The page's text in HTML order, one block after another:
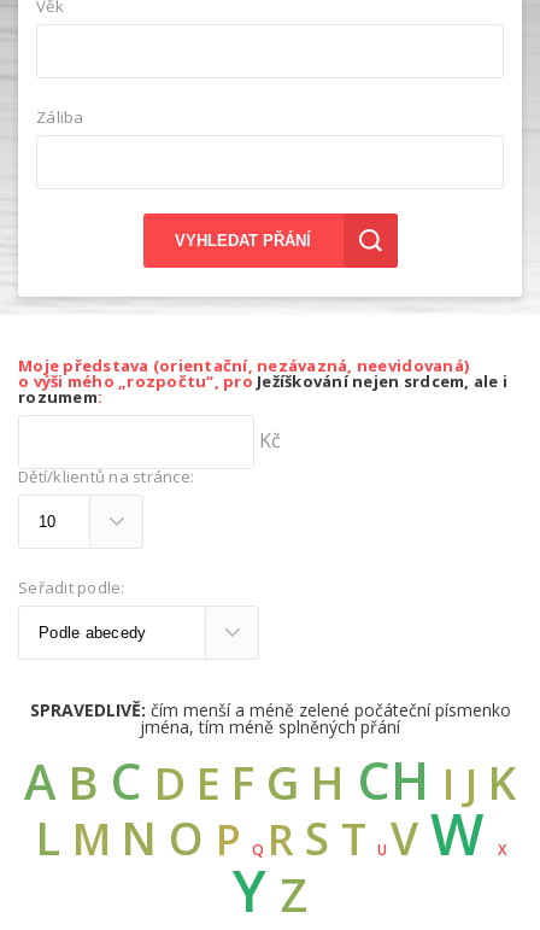
Věk
Záliba
VYHLEDAT PŘÁNÍ
Moje představa (orientační, nezávazná, neevidovaná)
o výši mého „rozpočtu“, pro Ježíškování nejen srdcem, ale i
rozumem:
Kč
Dětí/klientů na stránce:
Seřadit podle:
SPRAVEDLIVĚ: čím menší a méně zelené počáteční písmenko
jména, tím méně splněných přání
A B C D E F G H CH I J K
L M N O P Q R S T U VW X
Y Z